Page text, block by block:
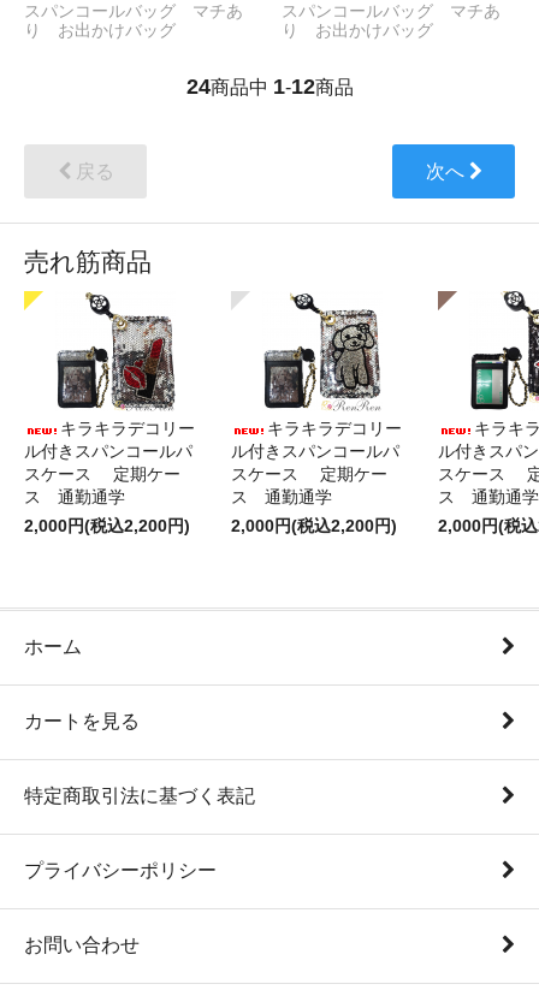
スパンコールバッグ マチあ
り お出かけバッグ
スパンコールバッグ マチあ
り お出かけバッグ
24商品中 1-12商品
戻る 次へ
売れ筋商品
キラキラデコリー
ル付きスパンコールパ
スケース 定期ケー
ス 通勤通学
2,000円(税込2,200円)
キラキラデコリー
ル付きスパンコールパ
スケース 定期ケー
ス 通勤通学
2,000円(税込2,200円)
キラキ
ル付きスパ
スケース
ス 通勤通学
2,000円(税
ホーム
カートを見る
特定商取引法に基づく表記
プライバシーポリシー
お問い合わせ